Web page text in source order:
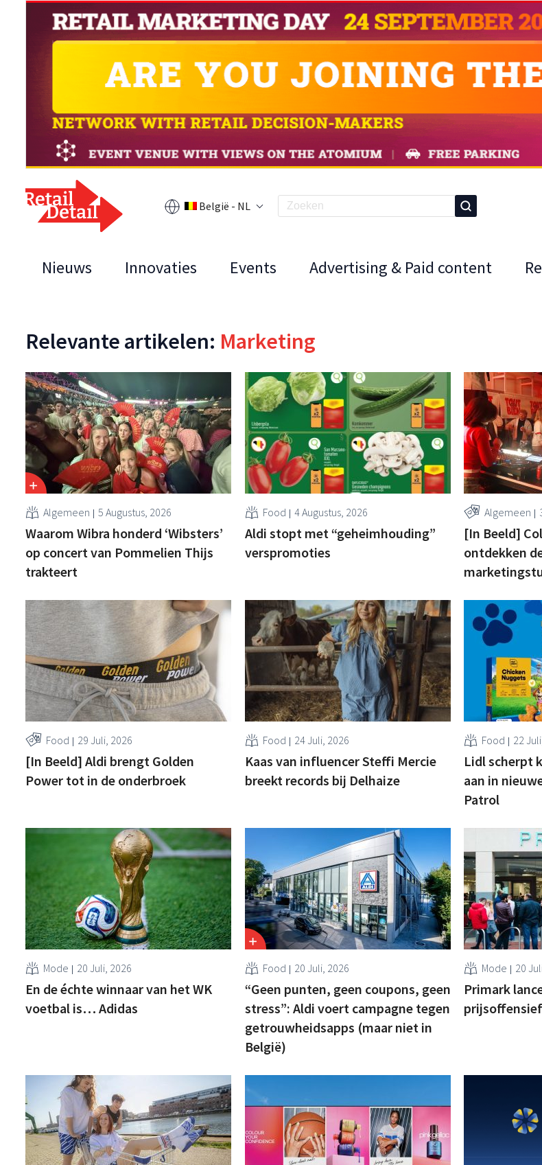
België - NL
Nieuws Innovaties Events Advertising & Paid content
Relevante artikelen: Marketing
Algemeen 5 Augustus, 2026
Waarom Wibra honderd ‘Wibsters’
op concert van Pommelien Thijs
trakteert
Food 4 Augustus, 2026
Aldi stopt met “geheimhouding”
verspromoties
Algemeen
[In Beeld]
ontdekken
Food 29 Juli, 2026
[In Beeld] Aldi brengt Golden
Power tot in de onderbroek
Food 24 Juli, 2026
Kaas van influencer Steffi Mercie
breekt records bij Delhaize
Food 22
Lidl scherpt
aan in
Patrol
Mode 20 Juli, 2026
En de échte winnaar van het WK
voetbal is… Adidas
Food 20 Juli, 2026
“Geen punten, geen coupons, geen
stress”: Aldi voert campagne tegen
getrouwheidsapps (maar niet in
België)
Mode 20
Primark
prijsoffensief